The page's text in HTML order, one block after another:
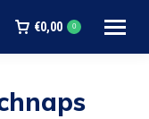
€0,00 0